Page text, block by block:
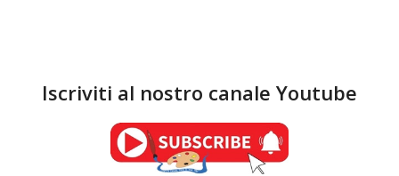
Iscriviti al nostro canale Youtube